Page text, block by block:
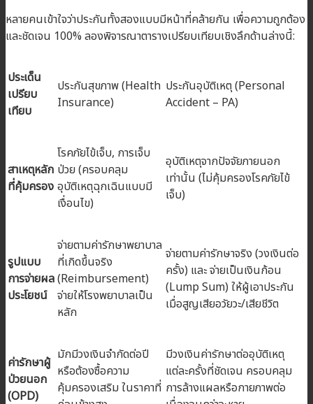
หลายคนเข้าใจว่าประกันทั้งสองแบบมีหน้าที่คล้ายกัน เพื่อความถูกต้อง
และชัดเจน 100% ลองพิจารณาตารางเปรียบเทียบเชิงลึกด้านล่างนี้:
ประเด็น
เปรียบ
เทียบ
ประกันสุขภาพ (Health
Insurance)
ประกันอุบัติเหตุ (Personal
Accident – PA)
สาเหตุหลัก
ที่คุ้มครอง
โรคภัยไข้เจ็บ, การเจ็บ
ป่วย (ครอบคลุม
อุบัติเหตุฉุกเฉินแบบมี
เงื่อนไข)
อุบัติเหตุจากปัจจัยภายนอก
เท่านั้น (ไม่คุ้มครองโรคภัยไข้
เจ็บ)
รูปแบบ
การจ่ายผล
ประโยชน์
จ่ายตามค่ารักษาพยาบาล
ที่เกิดขึ้นจริง
(Reimbursement)
จ่ายให้โรงพยาบาลเป็น
หลัก
จ่ายตามค่ารักษาจริง (วงเงินต่อ
ครั้ง) และ จ่ายเป็นเงินก้อน
(Lump Sum) ให้ผู้เอาประกัน
เมื่อสูญเสียอวัยวะ/เสียชีวิต
ค่ารักษาผู้
ป่วยนอก
(OPD)
มักมีวงเงินจำกัดต่อปี
หรือต้องซื้อความ
คุ้มครองเสริม ในราคาที่
มีวงเงินค่ารักษาต่ออุบัติเหตุ
แต่ละครั้งที่ชัดเจน ครอบคลุม
การล้างแผลหรือกายภาพต่อ